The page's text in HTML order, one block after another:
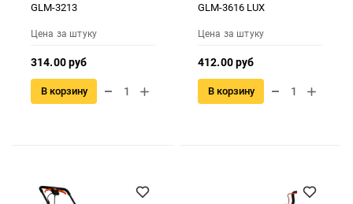
GLM-3213
Цена за штуку
314.00 руб
В корзину
GLM-3616 LUX
Цена за штуку
412.00 руб
В корзину